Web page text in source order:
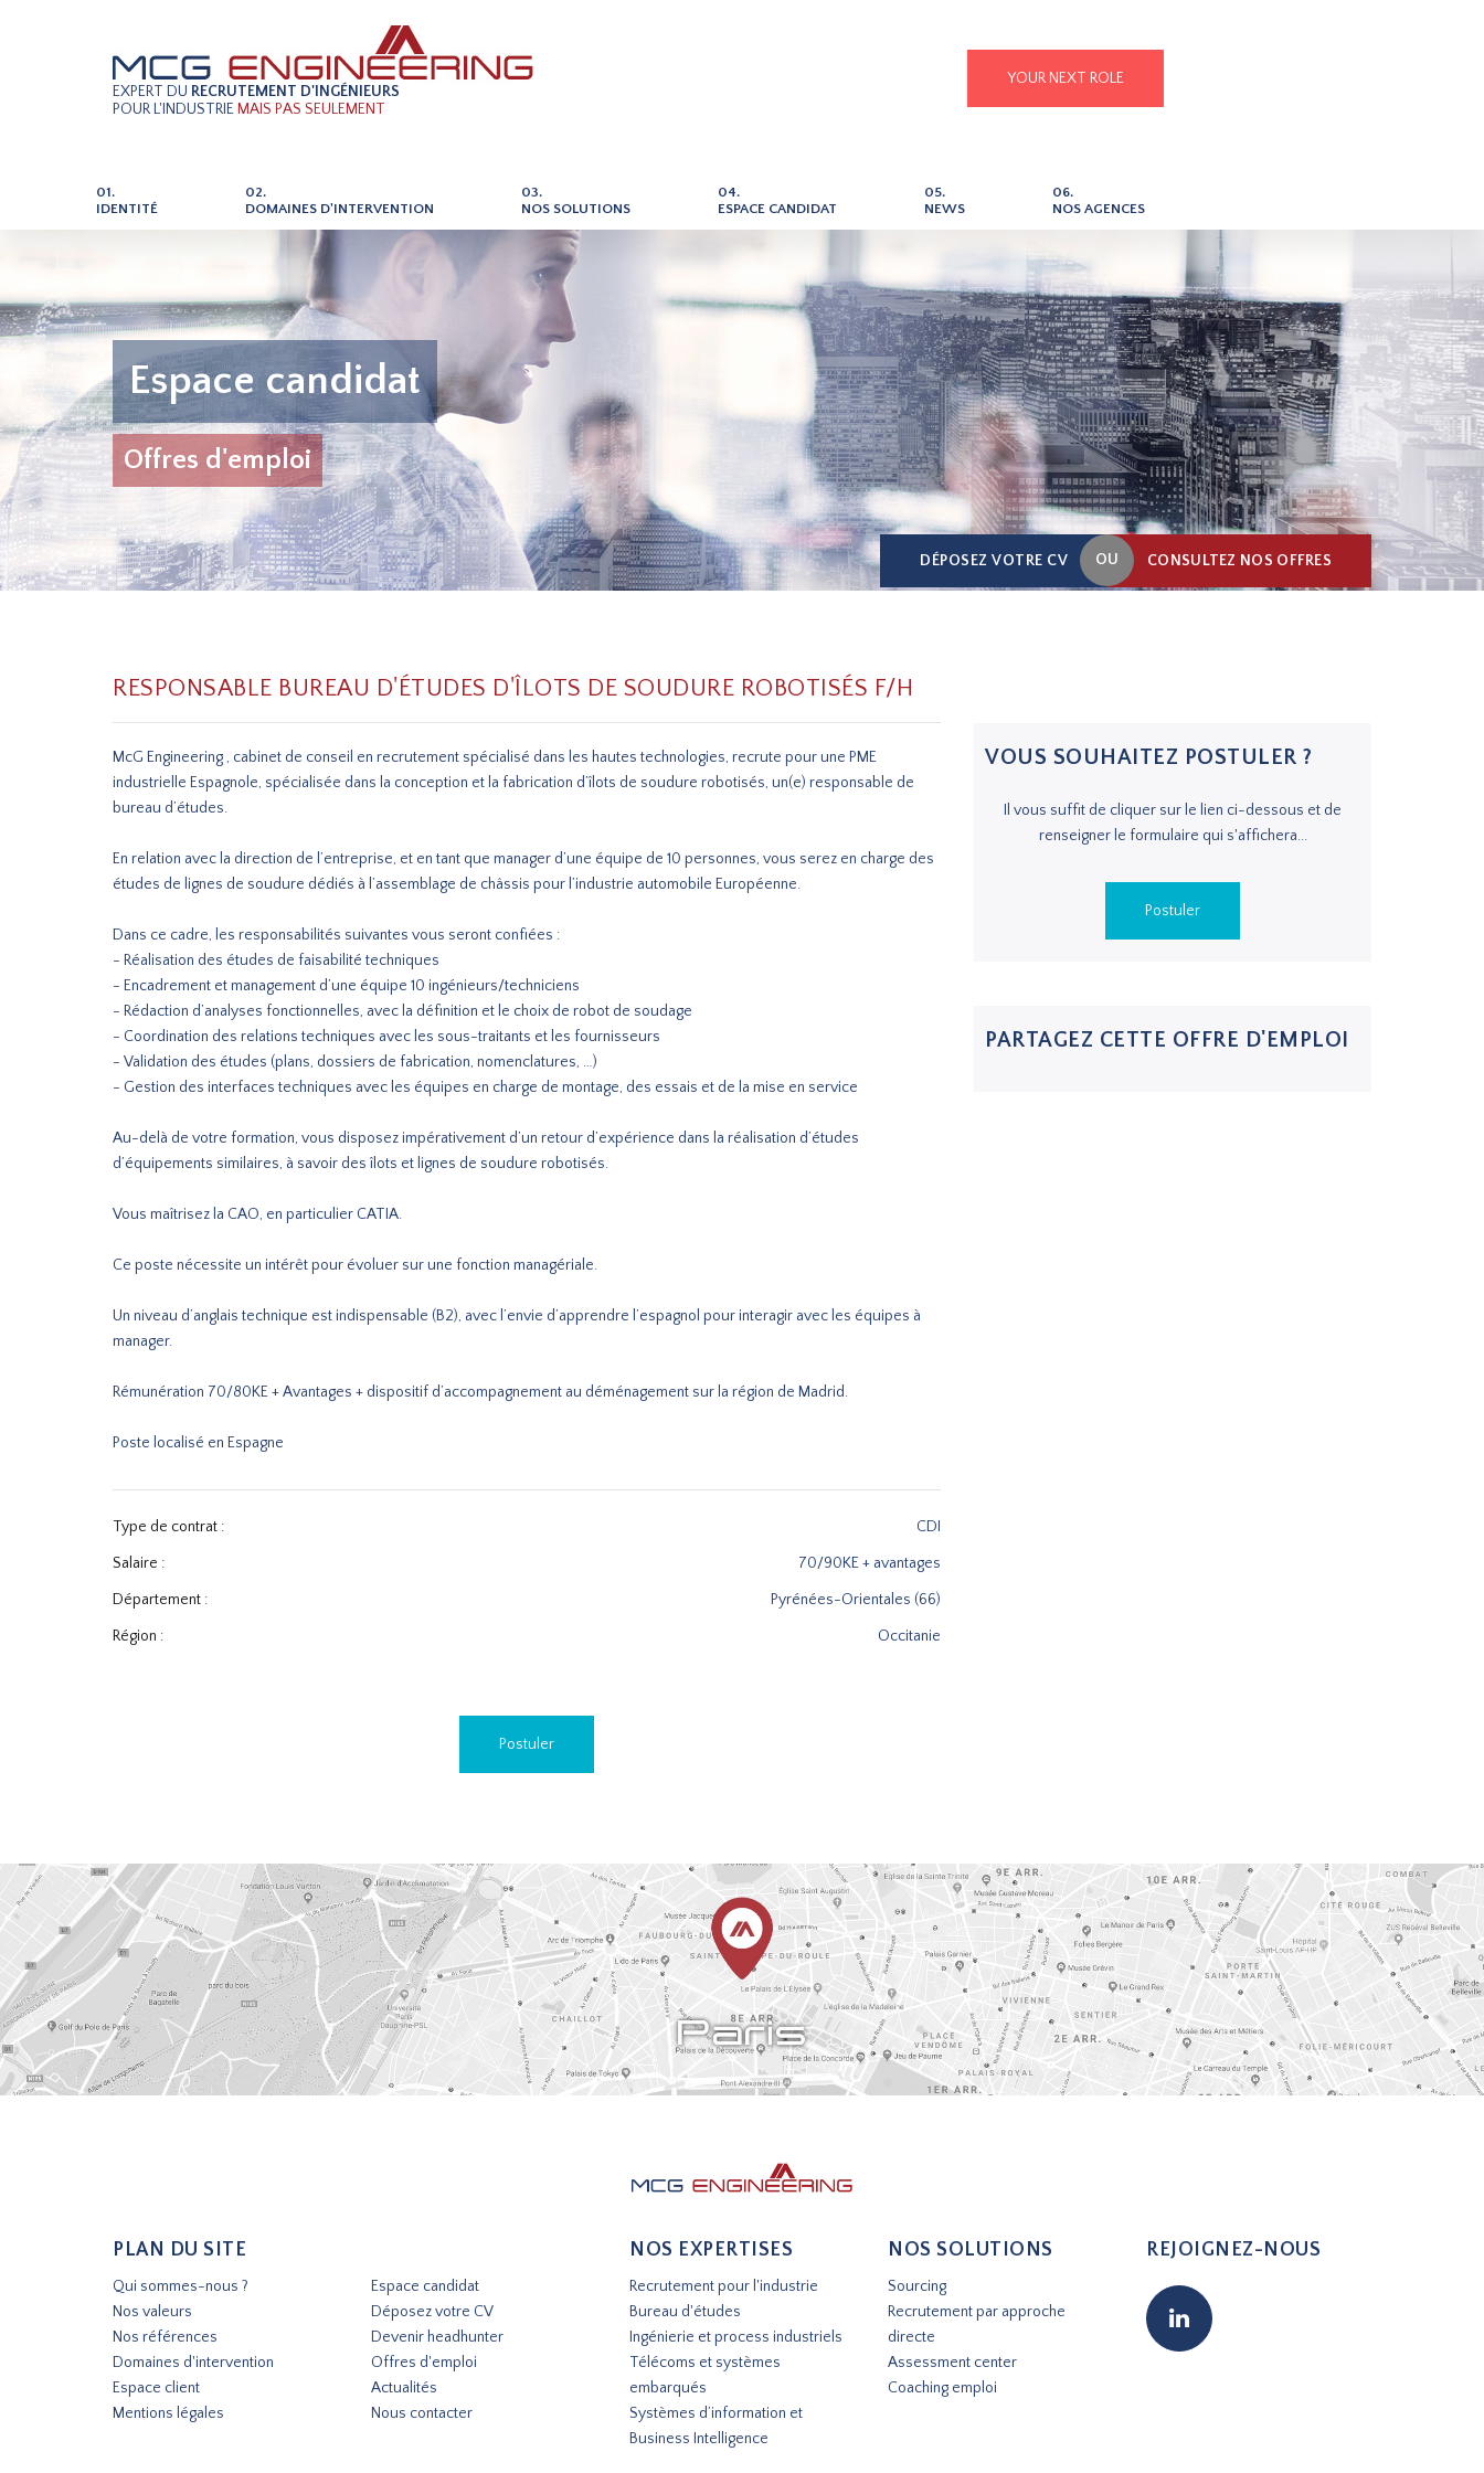
EXPERT DU RECRUTEMENT D'INGÉNIEURS
POUR L'INDUSTRIE MAIS PAS SEULEMENT
YOUR NEXT ROLE
01.
IDENTITÉ
02.
DOMAINES D'INTERVENTION
03.
NOS SOLUTIONS
04.
ESPACE CANDIDAT
05.
NEWS
06.
NOS AGENCES
Espace candidat
Offres d'emploi
DÉPOSEZ VOTRE CV OU CONSULTEZ NOS OFFRES
RESPONSABLE BUREAU D'ÉTUDES D'ÎLOTS DE SOUDURE ROBOTISÉS F/H
McG Engineering , cabinet de conseil en recrutement spécialisé dans les hautes technologies, recrute pour une PME
industrielle Espagnole, spécialisée dans la conception et la fabrication d’îlots de soudure robotisés, un(e) responsable de
bureau d’études.
En relation avec la direction de l’entreprise, et en tant que manager d’une équipe de 10 personnes, vous serez en charge des
études de lignes de soudure dédiés à l’assemblage de châssis pour l’industrie automobile Européenne.
Dans ce cadre, les responsabilités suivantes vous seront confiées :
- Réalisation des études de faisabilité techniques
- Encadrement et management d’une équipe 10 ingénieurs/techniciens
- Rédaction d’analyses fonctionnelles, avec la définition et le choix de robot de soudage
- Coordination des relations techniques avec les sous-traitants et les fournisseurs
- Validation des études (plans, dossiers de fabrication, nomenclatures, …)
- Gestion des interfaces techniques avec les équipes en charge de montage, des essais et de la mise en service
Au-delà de votre formation, vous disposez impérativement d’un retour d’expérience dans la réalisation d’études
d’équipements similaires, à savoir des îlots et lignes de soudure robotisés.
Vous maîtrisez la CAO, en particulier CATIA.
Ce poste nécessite un intérêt pour évoluer sur une fonction managériale.
Un niveau d’anglais technique est indispensable (B2), avec l’envie d’apprendre l’espagnol pour interagir avec les équipes à
manager.
Rémunération 70/80KE + Avantages + dispositif d’accompagnement au déménagement sur la région de Madrid.
Poste localisé en Espagne
Type de contrat : CDI
Salaire : 70/90KE + avantages
Département : Pyrénées-Orientales (66)
Région : Occitanie
Postuler
VOUS SOUHAITEZ POSTULER ?
Il vous suffit de cliquer sur le lien ci-dessous et de
renseigner le formulaire qui s'affichera...
Postuler
PARTAGEZ CETTE OFFRE D'EMPLOI
PLAN DU SITE
Qui sommes-nous ?
Nos valeurs
Nos références
Domaines d'intervention
Espace client
Mentions légales
Espace candidat
Déposez votre CV
Devenir headhunter
Offres d'emploi
Actualités
Nous contacter
NOS EXPERTISES
Recrutement pour l'industrie
Bureau d'études
Ingénierie et process industriels
Télécoms et systèmes
embarqués
Systèmes d’information et
Business Intelligence
NOS SOLUTIONS
Sourcing
Recrutement par approche
directe
Assessment center
Coaching emploi
REJOIGNEZ-NOUS